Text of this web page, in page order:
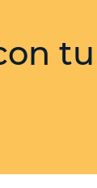
tu